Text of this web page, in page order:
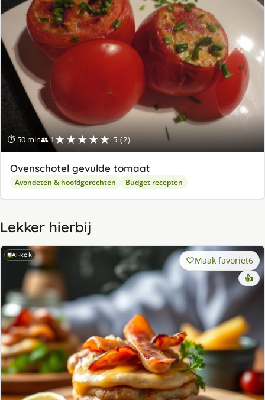
⏱ 50 min👥 1★★★★★ 5 (2)
Ovenschotel gevulde tomaat
Avondeten & hoofdgerechten Budget recepten
Lekker hierbij
AI-kok Maak favoriet6
👍